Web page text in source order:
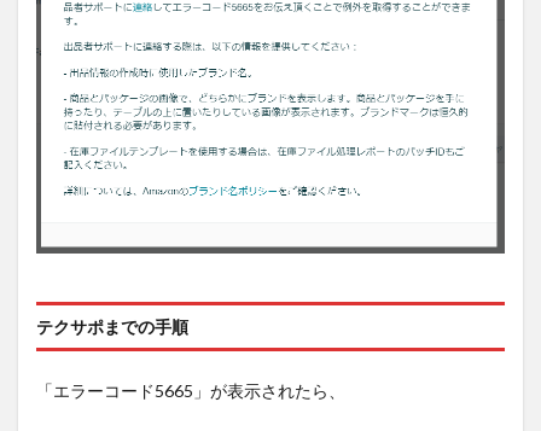
テクサポまでの手順
「エラーコード5665」が表示されたら、